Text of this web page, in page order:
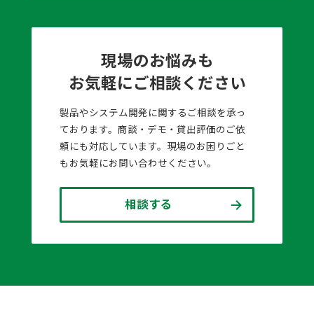
現場のお悩みも
お気軽にご相談ください
製品やシステム開発に関するご相談を承っ
ております。商談・デモ・貸出評価のご依
頼にも対応しています。現場のお困りごと
もお気軽にお問い合わせください。
相談する